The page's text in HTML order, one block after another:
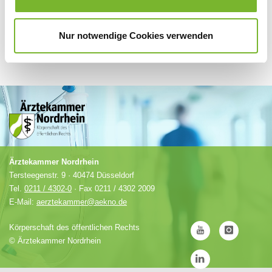
Nur notwendige Cookies verwenden
Ärztekammer Nordrhein
Tersteegenstr. 9 · 40474 Düsseldorf
Tel. 0211 / 4302-0 · Fax 0211 / 4302 2009
E-Mail: aerztekammer@aekno.de
Körperschaft des öffentlichen Rechts
© Ärztekammer Nordrhein